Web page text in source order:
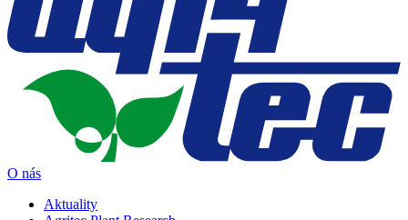
O nás
Aktuality